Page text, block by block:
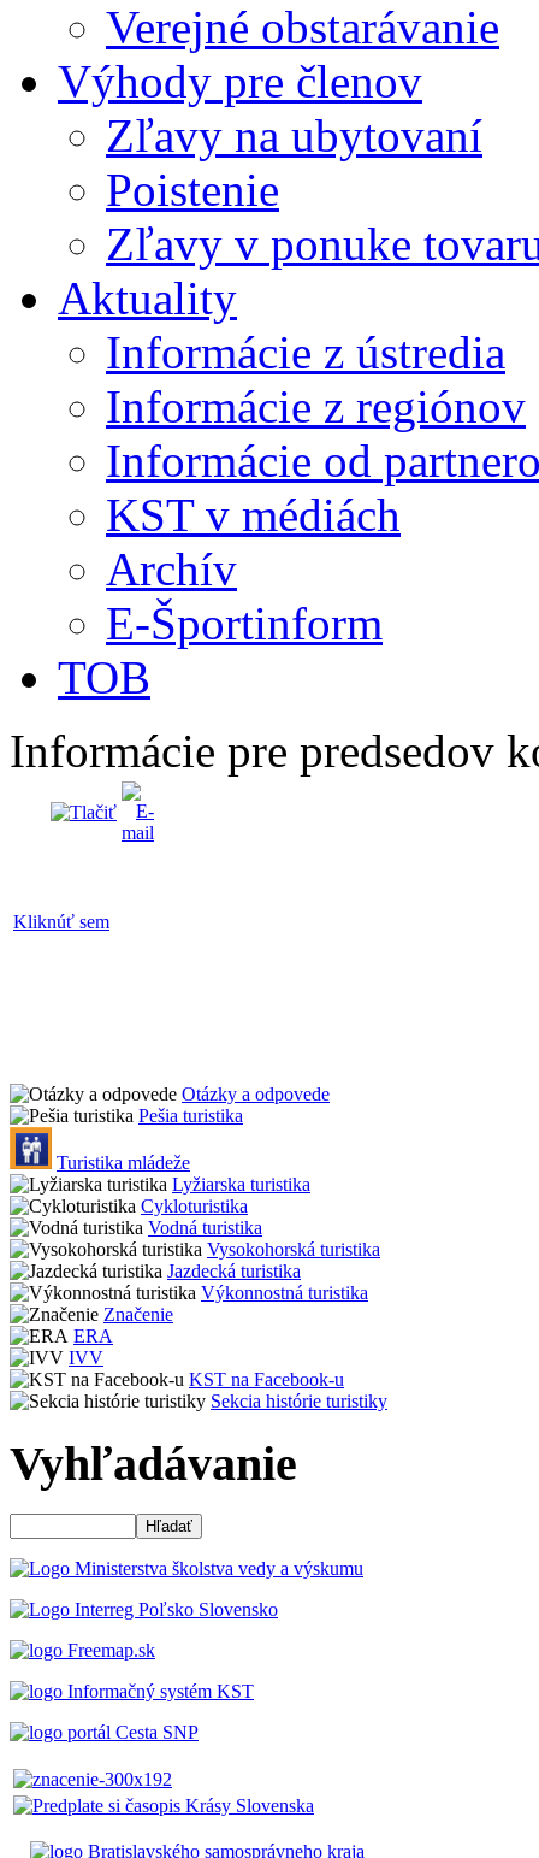
Verejné obstarávanie
Výhody pre členov
Zľavy na ubytovaní
Poistenie
Zľavy v ponuke
Aktuality
Informácie z ústredia
Informácie z regiónov
Informácie od
KST v médiách
Archív
E-Športinform
TOB
Informácie pre predsedov
Kliknúť sem
Otázky a odpovede
Pešia turistika
Turistika mládeže
Lyžiarska turistika
Cykloturistika
Vodná turistika
Vysokohorská turistika
Jazdecká turistika
Výkonnostná turistika
Značenie
ERA
IVV
KST na Facebook-u
Sekcia histórie turistiky
Vyhľadávanie